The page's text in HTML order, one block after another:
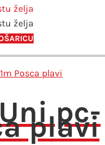
želja
želja
pc-
plavi